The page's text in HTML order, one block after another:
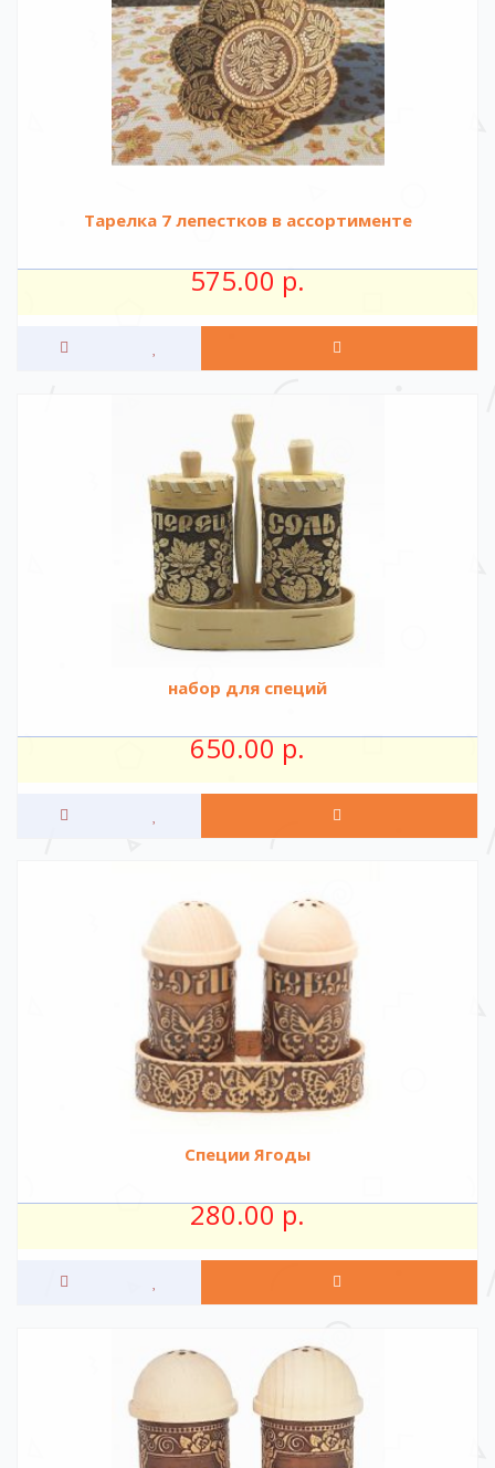
Тарелка 7 лепестков в ассортименте
575.00 р.
набор для специй
650.00 р.
Специи Ягоды
280.00 р.